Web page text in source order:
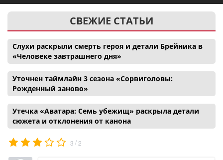
СВЕЖИЕ СТАТЬИ
Слухи раскрыли смерть героя и детали Брейника в
«Человеке завтрашнего дня»
Уточнен таймлайн 3 сезона «Сорвиголовы:
Рожденный заново»
Утечка «Аватара: Семь убежищ» раскрыла детали
сюжета и отклонения от канона
3 /2